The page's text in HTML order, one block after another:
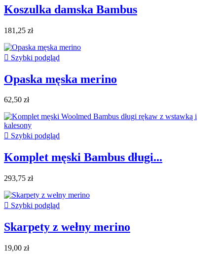
Koszulka damska Bambus
181,25 zł
 Szybki podgląd
Opaska męska merino
62,50 zł
 Szybki podgląd
Komplet męski Bambus długi...
293,75 zł
 Szybki podgląd
Skarpety z wełny merino
19,00 zł